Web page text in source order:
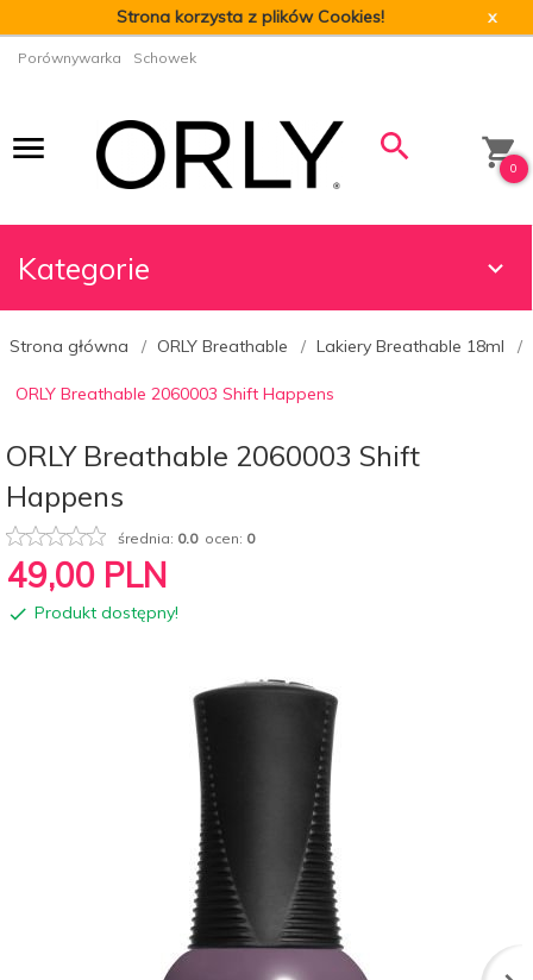
Strona korzysta z plików Cookies! x
Porównywarka Schowek
0
Kategorie
Strona główna ORLY Breathable Lakiery Breathable 18ml
ORLY Breathable 2060003 Shift Happens
ORLY Breathable 2060003 Shift
Happens
średnia: 0.0ocen: 0
49,00 PLN
Produkt dostępny!